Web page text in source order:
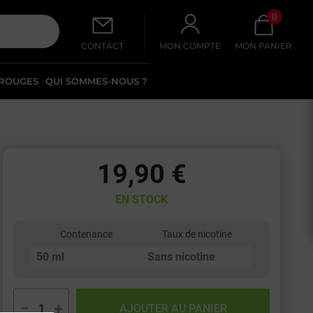
CONTACT
QUI SOMMES-NOUS ?
MON COMPTE
0
MON PANIER
19,90 €
EN STOCK
Contenance Taux de nicotine
− + AJOUTER AU PANIER